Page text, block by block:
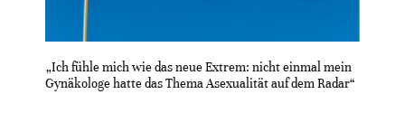
„Ich fühle mich wie das neue Extrem: nicht einmal mein
Gynäkologe hatte das Thema Asexualität auf dem Radar“